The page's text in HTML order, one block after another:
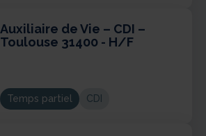
Auxiliaire de Vie – CDI –
Toulouse 31400 - H/F
Temps partiel CDI